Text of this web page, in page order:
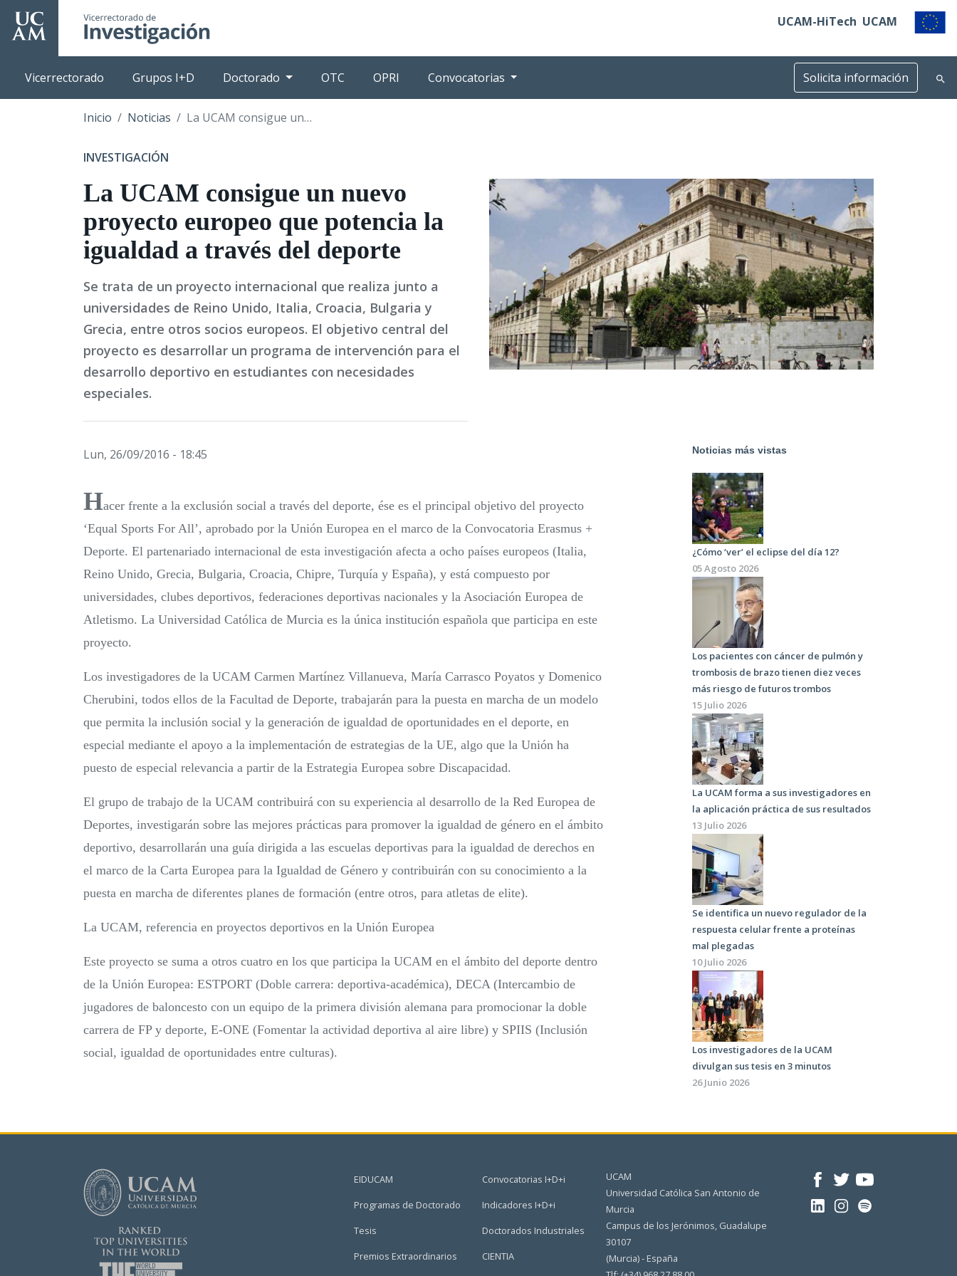
Pasar
principal
UCAM-HiTech UCAM
Vicerrectorado Grupos I+D Doctorado OTC OPRI Convocatorias Solicita información
Inicio Noticias La UCAM consigue un nuevo proyecto europeo que potencia la igualdad a través del deporte
INVESTIGACIÓN
La UCAM consigue un nuevo
proyecto europeo que potencia la
igualdad a través del deporte
Se trata de un proyecto internacional que realiza junto a
universidades de Reino Unido, Italia, Croacia, Bulgaria y
Grecia, entre otros socios europeos. El objetivo central del
proyecto es desarrollar un programa de intervención para el
desarrollo deportivo en estudiantes con necesidades
especiales.
Lun, 26/09/2016 - 18:45
Hacer frente a la exclusión social a través del deporte, ése es el principal objetivo del proyecto
‘Equal Sports For All’, aprobado por la Unión Europea en el marco de la Convocatoria Erasmus +
Deporte. El partenariado internacional de esta investigación afecta a ocho países europeos (Italia,
Reino Unido, Grecia, Bulgaria, Croacia, Chipre, Turquía y España), y está compuesto por
universidades, clubes deportivos, federaciones deportivas nacionales y la Asociación Europea de
Atletismo. La Universidad Católica de Murcia es la única institución española que participa en este
proyecto.
Los investigadores de la UCAM Carmen Martínez Villanueva, María Carrasco Poyatos y Domenico
Cherubini, todos ellos de la Facultad de Deporte, trabajarán para la puesta en marcha de un modelo
que permita la inclusión social y la generación de igualdad de oportunidades en el deporte, en
especial mediante el apoyo a la implementación de estrategias de la UE, algo que la Unión ha
puesto de especial relevancia a partir de la Estrategia Europea sobre Discapacidad.
El grupo de trabajo de la UCAM contribuirá con su experiencia al desarrollo de la Red Europea de
Deportes, investigarán sobre las mejores prácticas para promover la igualdad de género en el ámbito
deportivo, desarrollarán una guía dirigida a las escuelas deportivas para la igualdad de derechos en
el marco de la Carta Europea para la Igualdad de Género y contribuirán con su conocimiento a la
puesta en marcha de diferentes planes de formación (entre otros, para atletas de elite).
La UCAM, referencia en proyectos deportivos en la Unión Europea
Este proyecto se suma a otros cuatro en los que participa la UCAM en el ámbito del deporte dentro
de la Unión Europea: ESTPORT (Doble carrera: deportiva-académica), DECA (Intercambio de
jugadores de baloncesto con un equipo de la primera división alemana para promocionar la doble
carrera de FP y deporte, E-ONE (Fomentar la actividad deportiva al aire libre) y SPIIS (Inclusión
social, igualdad de oportunidades entre culturas).
Noticias más vistas
¿Cómo ‘ver’ el eclipse del día 12?
05 Agosto 2026
Los pacientes con cáncer de pulmón y
trombosis de brazo tienen diez veces
más riesgo de futuros trombos
15 Julio 2026
La UCAM forma a sus investigadores en
la aplicación práctica de sus resultados
13 Julio 2026
Se identifica un nuevo regulador de la
respuesta celular frente a proteínas
mal plegadas
10 Julio 2026
Los investigadores de la UCAM
divulgan sus tesis en 3 minutos
26 Junio 2026
EIDUCAM
Programas de Doctorado
Tesis
Premios Extraordinarios
Convocatorias I+D+i
Indicadores I+D+i
Doctorados Industriales
CIENTIA
UCAM
Universidad Católica San Antonio de
Murcia
Campus de los Jerónimos, Guadalupe
30107
(Murcia) - España